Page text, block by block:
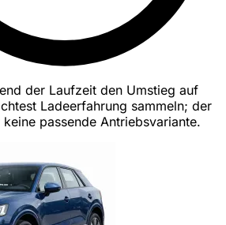
der Laufzeit den Umstieg auf
Ladeerfahrung sammeln; der
passende Antriebsvariante.